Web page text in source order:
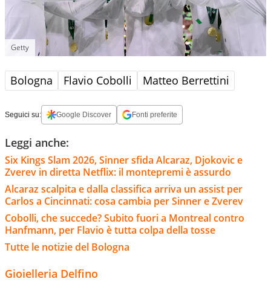
Getty
Bologna Flavio Cobolli Matteo Berrettini
Seguici su: Google Discover Fonti preferite
Leggi anche:
Six Kings Slam 2026, Sinner sfida Alcaraz, Djokovic e
Zverev in diretta Netflix: il montepremi è assurdo
Alcaraz scalpita e dalla classifica arriva un assist per
Carlos a Cincinnati: cosa cambia per Sinner e Zverev
Cobolli, che succede? Subito fuori a Montreal contro
Hanfmann, per Flavio è tutta colpa della tosse
Tutte le notizie del Bologna
Gioielleria Delfino